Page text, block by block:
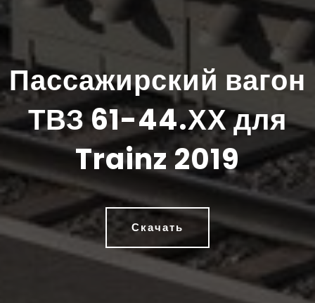
Пассажирский вагон
ТВЗ 61-44.ХХ для
Trainz 2019
Скачать